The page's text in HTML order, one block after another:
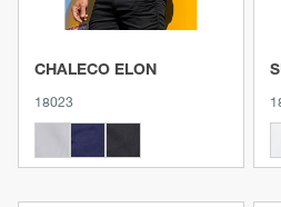
CHALECO ELON
18023